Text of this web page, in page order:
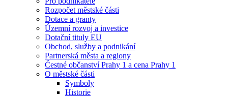
Rozpočet městské části
Dotace a granty
Územní rozvoj a investice
Dotační tituly EU
Obchod, služby a podnikání
Partnerská města a regiony
Čestné občanství Prahy 1 a cena Prahy 1
O městské části
Symboly
Historie